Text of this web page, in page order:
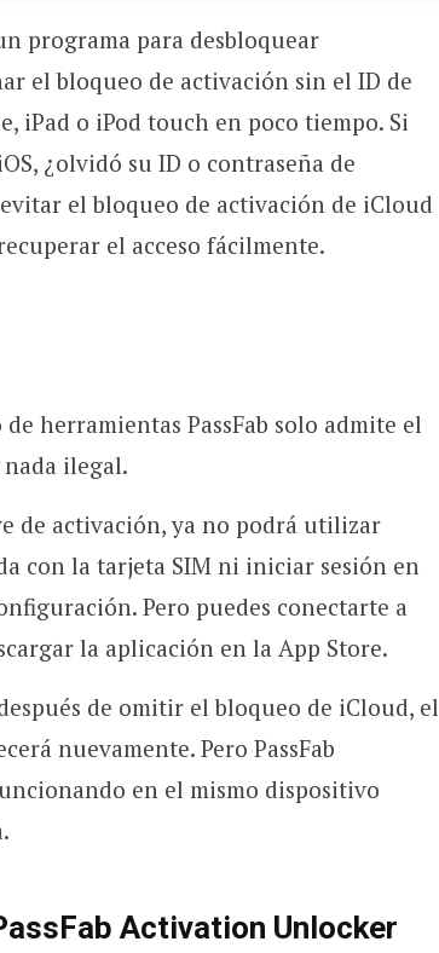
programa para desbloquear
el bloqueo de activación sin el ID de
iPad o iPod touch en poco tiempo. Si
¿olvidó su ID o contraseña de
el bloqueo de activación de iCloud
el acceso fácilmente.
herramientas PassFab solo admite el
ilegal.
de activación, ya no podrá utilizar
con la tarjeta SIM ni iniciar sesión en
Pero puedes conectarte a
la aplicación en la App Store.
de omitir el bloqueo de iCloud, el
nuevamente. Pero PassFab
en el mismo dispositivo
Activation Unlocker